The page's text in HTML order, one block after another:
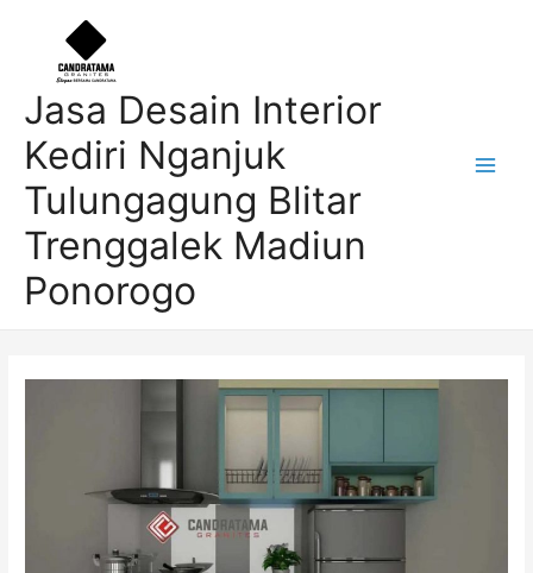
Jasa Desain Interior
Kediri Nganjuk
Tulungagung Blitar
Trenggalek Madiun
Ponorogo
navigation